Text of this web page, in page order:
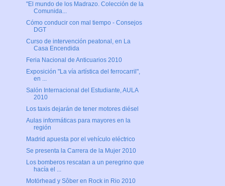
"El mundo de los Madrazo. Colección de la
Comunida...
Cómo conducir con mal tiempo - Consejos
DGT
Curso de intervención peatonal, en La
Casa Encendida
Feria Nacional de Anticuarios 2010
Exposición "La vía artística del ferrocarril",
en ...
Salón Internacional del Estudiante, AULA
2010
Los taxis dejarán de tener motores diésel
Aulas informáticas para mayores en la
región
Madrid apuesta por el vehículo eléctrico
Se presenta la Carrera de la Mujer 2010
Los bomberos rescatan a un peregrino que
hacía el ...
Motörhead y Sôber en Rock in Rio 2010